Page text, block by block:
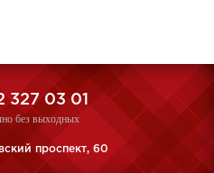
327 03 01
без выходных
проспект, 60